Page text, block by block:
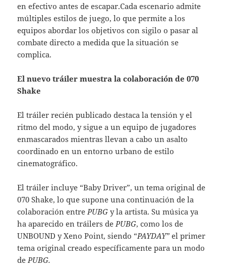
en efectivo antes de escapar.Cada escenario admite
múltiples estilos de juego, lo que permite a los
equipos abordar los objetivos con sigilo o pasar al
combate directo a medida que la situación se
complica.
El nuevo tráiler muestra la colaboración de 070
Shake
El tráiler recién publicado destaca la tensión y el
ritmo del modo, y sigue a un equipo de jugadores
enmascarados mientras llevan a cabo un asalto
coordinado en un entorno urbano de estilo
cinematográfico.
El tráiler incluye “Baby Driver”, un tema original de
070 Shake, lo que supone una continuación de la
colaboración entre PUBG y la artista. Su música ya
ha aparecido en tráilers de PUBG, como los de
UNBOUND y Xeno Point, siendo “PAYDAY” el primer
tema original creado específicamente para un modo
de PUBG.